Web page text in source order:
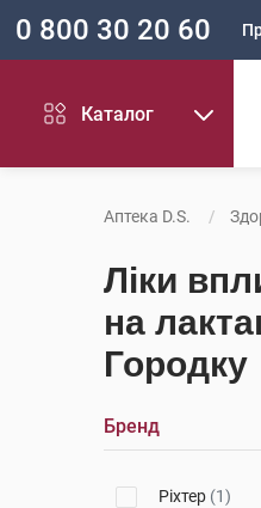
0 800 30 20 60
Каталог
Аптека D.S.
Ліки
на
Городку
Бренд
Ріхтер (1)